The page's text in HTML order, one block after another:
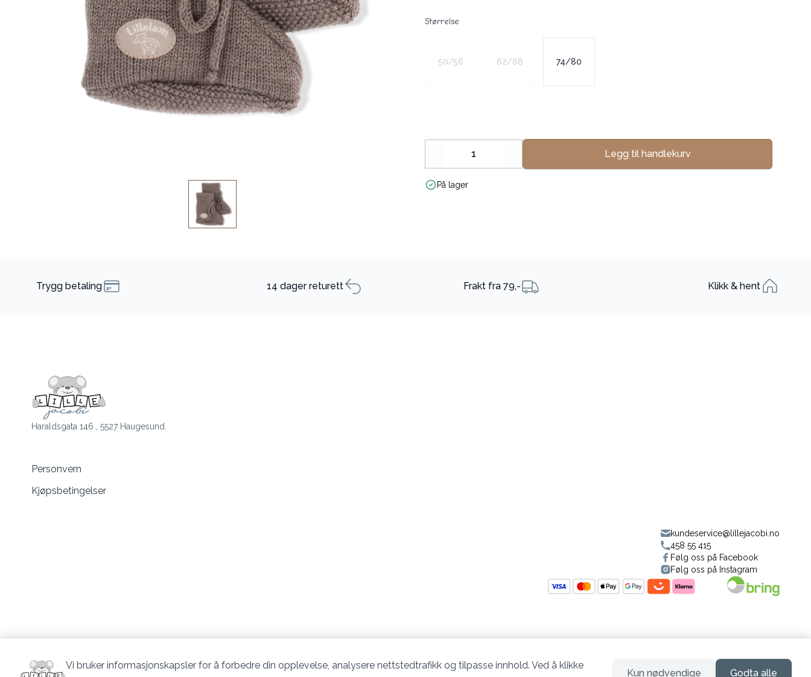
Størrelse
50/56 62/68 74/80
Decrease
Legg til handlekurv
På lager
Trygg betaling 14 dager returett Frakt fra 79,- Klikk & hent
Haraldsgata 146 , 5527 Haugesund.
Personvern
Kjøpsbetingelser
kundeservice@lillejacobi.no
458 55 415
Følg oss på Facebook
Følg oss på Instagram
Vi bruker informasjonskapsler for å forbedre din opplevelse, analysere nettstedtrafikk og tilpasse innhold. Ved å klikke
Kun nødvendige Godta alle